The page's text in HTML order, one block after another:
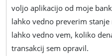
voljo aplikacijo od moje
lahko vedno preverim
lahko vedno vem, koliko
transakcij sem opravil.